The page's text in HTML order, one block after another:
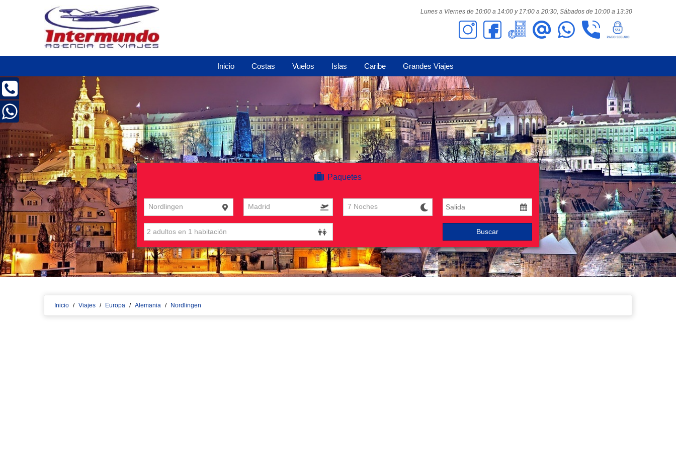
Lunes a Viernes de 10:00 a 14:00 y 17:00 a 20:30, Sábados de 10:00 a 13:30
Inicio Costas Vuelos Islas Caribe Grandes Viajes
Paquetes
Nordlingen Madrid 7 Noches
Buscar
Inicio / Viajes / Europa / Alemania / Nordlingen